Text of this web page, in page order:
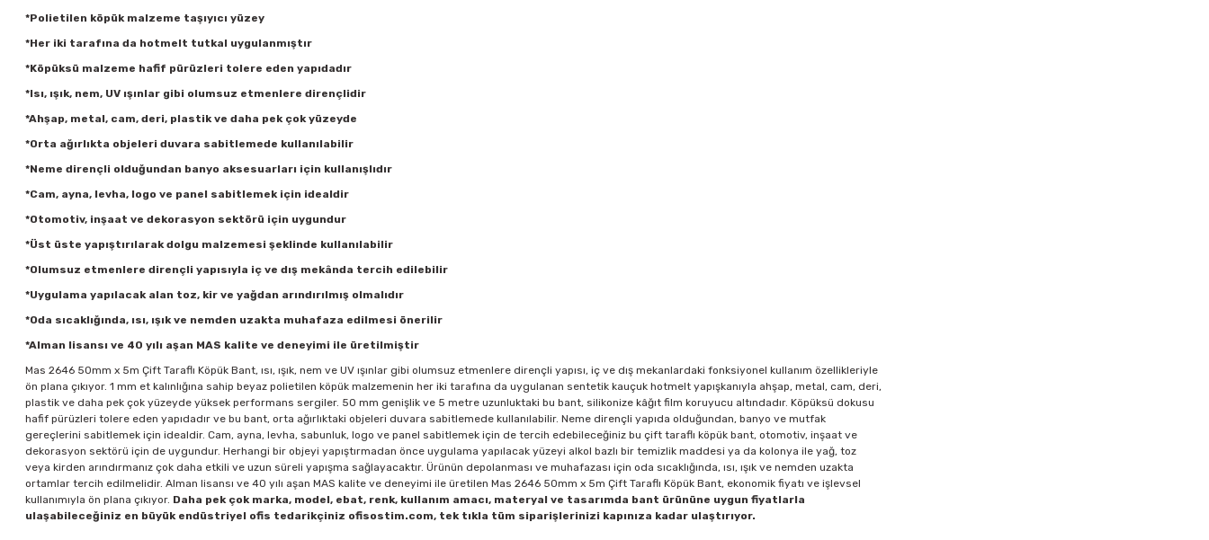
*Polietilen köpük malzeme taşıyıcı yüzey
*Her iki tarafına da hotmelt tutkal uygulanmıştır
*Köpüksü malzeme hafif pürüzleri tolere eden yapıdadır
*Isı, ışık, nem, UV ışınlar gibi olumsuz etmenlere dirençlidir
*Ahşap, metal, cam, deri, plastik ve daha pek çok yüzeyde
*Orta ağırlıkta objeleri duvara sabitlemede kullanılabilir
*Neme dirençli olduğundan banyo aksesuarları için kullanışlıdır
*Cam, ayna, levha, logo ve panel sabitlemek için idealdir
*Otomotiv, inşaat ve dekorasyon sektörü için uygundur
*Üst üste yapıştırılarak dolgu malzemesi şeklinde kullanılabilir
*Olumsuz etmenlere dirençli yapısıyla iç ve dış mekânda tercih edilebilir
*Uygulama yapılacak alan toz, kir ve yağdan arındırılmış olmalıdır
*Oda sıcaklığında, ısı, ışık ve nemden uzakta muhafaza edilmesi önerilir
*Alman lisansı ve 40 yılı aşan MAS kalite ve deneyimi ile üretilmiştir
Mas 2646 50mm x 5m Çift Taraflı Köpük Bant, ısı, ışık, nem ve UV ışınlar gibi olumsuz etmenlere dirençli yapısı, iç ve dış mekanlardaki fonksiyonel kullanım özellikleriyle
ön plana çıkıyor. 1 mm et kalınlığına sahip beyaz polietilen köpük malzemenin her iki tarafına da uygulanan sentetik kauçuk hotmelt yapışkanıyla ahşap, metal, cam, deri,
plastik ve daha pek çok yüzeyde yüksek performans sergiler. 50 mm genişlik ve 5 metre uzunluktaki bu bant, silikonize kâğıt film koruyucu altındadır. Köpüksü dokusu
hafif pürüzleri tolere eden yapıdadır ve bu bant, orta ağırlıktaki objeleri duvara sabitlemede kullanılabilir. Neme dirençli yapıda olduğundan, banyo ve mutfak
gereçlerini sabitlemek için idealdir. Cam, ayna, levha, sabunluk, logo ve panel sabitlemek için de tercih edebileceğiniz bu çift taraflı köpük bant, otomotiv, inşaat ve
dekorasyon sektörü için de uygundur. Herhangi bir objeyi yapıştırmadan önce uygulama yapılacak yüzeyi alkol bazlı bir temizlik maddesi ya da kolonya ile yağ, toz
veya kirden arındırmanız çok daha etkili ve uzun süreli yapışma sağlayacaktır. Ürünün depolanması ve muhafazası için oda sıcaklığında, ısı, ışık ve nemden uzakta
ortamlar tercih edilmelidir. Alman lisansı ve 40 yılı aşan MAS kalite ve deneyimi ile üretilen Mas 2646 50mm x 5m Çift Taraflı Köpük Bant, ekonomik fiyatı ve işlevsel
kullanımıyla ön plana çıkıyor. Daha pek çok marka, model, ebat, renk, kullanım amacı, materyal ve tasarımda bant ürününe uygun fiyatlarla
ulaşabileceğiniz en büyük endüstriyel ofis tedarikçiniz ofisostim.com, tek tıkla tüm siparişlerinizi kapınıza kadar ulaştırıyor.